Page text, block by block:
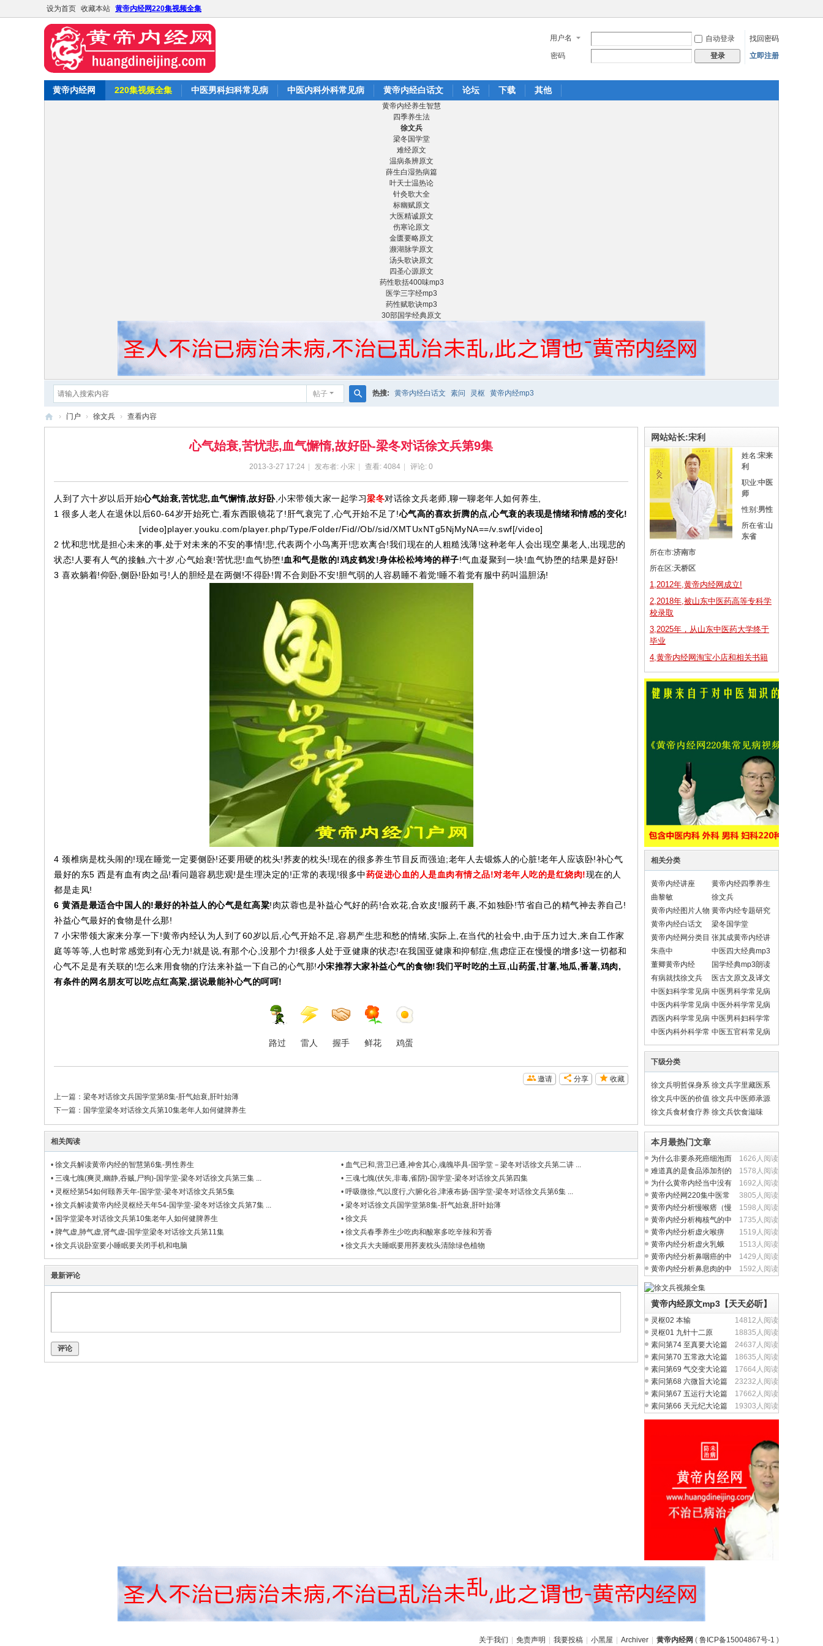
设为首页 收藏本站 黄帝内经网220集视频全集
用户名 自动登录
找回密码
密码
登录 立即注册
黄帝内经网 220集视频全集 中医男科妇科常见病 中医内科外科常见病 黄帝内经白话文 论坛 下载 其他
黄帝内经养生智慧
四季养生法
徐文兵
梁冬国学堂
难经原文
温病条辨原文
薛生白湿热病篇
叶天士温热论
针灸歌大全
标幽赋原文
大医精诚原文
伤寒论原文
金匮要略原文
濒湖脉学原文
汤头歌诀原文
四圣心源原文
药性歌括400味mp3
医学三字经mp3
药性赋歌诀mp3
30部国学经典原文
帖子
索
热搜: 黄帝内经白话文 素问 灵枢 黄帝内经mp3
› 门户 › 徐文兵 › 查看内容
心气始衰,苦忧悲,血气懈惰,故好卧-梁冬对话徐文兵第9集
2013-3-27 17:24 发布者: 小宋 查看: 4084 评论: 0
人到了六十岁以后开始心气始衰,苦忧悲,血气懈惰,故好卧,小宋带领大家一起学习梁冬对话徐文兵老师,聊一聊老年人如何养生,
1 很多人老人在退休以后60-64岁开始死亡,看东西眼镜花了!肝气衰完了,心气开始不足了!心气高的喜欢折腾的点,心气衰的表现是情绪和情感的变化!
[video]player.youku.com/player.php/Type/Folder/Fid//Ob//sid/XMTUxNTg5NjMyNA==/v.swf[/video]
2 忧和悲!忧是担心未来的事,处于对未来的不安的事情!悲,代表两个小鸟离开!悲欢离合!我们现在的人粗糙浅薄!这种老年人会出现空巢老人,出现悲的
状态!人要有人气的接触,六十岁,心气始衰!苦忧悲!血气协堕!血和气是散的!鸡皮鹤发!身体松松垮垮的样子!气血凝聚到一块!血气协堕的结果是好卧!
3 喜欢躺着!仰卧,侧卧!卧如弓!人的胆经是在两侧!不得卧!胃不合则卧不安!胆气弱的人容易睡不着觉!睡不着觉有服中药叫温胆汤!
4 颈椎病是枕头闹的!现在睡觉一定要侧卧!还要用硬的枕头!荞麦的枕头!现在的很多养生节目反而强迫;老年人去锻炼人的心脏!老年人应该卧!补心气
最好的东5 西是有血有肉之品!看问题容易悲观!是生理决定的!正常的表现!很多中药促进心血的人是血肉有情之品!对老年人吃的是红烧肉!现在的人
都是走凤!
6 黄酒是最适合中国人的!最好的补益人的心气是红高粱!肉苁蓉也是补益心气好的药!合欢花,合欢皮!服药千裹,不如独卧!节省自己的精气神去养自己!
补益心气最好的食物是什么那!
7 小宋带领大家来分享一下!黄帝内经认为人到了60岁以后,心气开始不足,容易产生悲和愁的情绪,实际上,在当代的社会中,由于压力过大,来自工作家
庭等等等,人也时常感觉到有心无力!就是说,有那个心,没那个力!很多人处于亚健康的状态!在我国亚健康和抑郁症,焦虑症正在慢慢的增多!这一切都和
心气不足是有关联的!怎么来用食物的疗法来补益一下自己的心气那!小宋推荐大家补益心气的食物!我们平时吃的土豆,山药蛋,甘薯,地瓜,番薯,鸡肉,
有条件的网名朋友可以吃点红高粱,据说最能补心气的呵呵!
路过 雷人 握手 鲜花 鸡蛋
收藏
分享
邀请
上一篇： 梁冬对话徐文兵国学堂第8集-肝气始衰,肝叶始薄
下一篇： 国学堂梁冬对话徐文兵第10集老年人如何健脾养生
相关阅读
• 徐文兵解读黄帝内经的智慧第6集-男性养生 • 血气已和,营卫已通,神舍其心,魂魄毕具-国学堂－梁冬对话徐文兵第二讲 ...
• 三魂七魄(爽灵,幽静,吞贼,尸狗)-国学堂-梁冬对话徐文兵第三集 ... • 三魂七魄(伏矢,非毒,雀阴)-国学堂-梁冬对话徐文兵第四集
• 灵枢经第54如何颐养天年-国学堂-梁冬对话徐文兵第5集 • 呼吸微徐,气以度行,六腑化谷,津液布扬-国学堂-梁冬对话徐文兵第6集 ...
• 徐文兵解读黄帝内经灵枢经天年54-国学堂-梁冬对话徐文兵第7集 ... • 梁冬对话徐文兵国学堂第8集-肝气始衰,肝叶始薄
• 国学堂梁冬对话徐文兵第10集老年人如何健脾养生 • 徐文兵
• 脾气虚,肺气虚,肾气虚-国学堂梁冬对话徐文兵第11集 • 徐文兵春季养生少吃肉和酸寒多吃辛辣和芳香
• 徐文兵说卧室要小睡眠要关闭手机和电脑 • 徐文兵大夫睡眠要用荞麦枕头清除绿色植物
最新评论
评论
网站站长:宋利
姓名:宋来
利
职业:中医
师
性别:男性
所在省:山
东省
所在市:济南市
所在区:天桥区
1,2012年,黄帝内经网成立!
2,2018年,被山东中医药高等专科学
校录取
3,2025年，从山东中医药大学终于
毕业
4,黄帝内经网淘宝小店和相关书籍
相关分类
黄帝内经讲座
黄帝内经四季养生
法
曲黎敏
徐文兵
黄帝内经图片人物 黄帝内经专题研究
黄帝内经白话文
梁冬国学堂
黄帝内经网分类目
录导航
张其成黄帝内经讲
座
朱燕中
中医四大经典mp3
朗读
董卿黄帝内经
国学经典mp3朗读
有病就找徐文兵
医古文原文及译文
翻译
中医妇科学常见病 中医男科学常见病
中医内科学常见病 中医外科学常见病
西医内科学常见病 中医男科妇科学常
见疾病
中医内科外科学常
见疾病
中医五官科常见病
下级分类
徐文兵明哲保身系
列
徐文兵字里藏医系
列
徐文兵中医的价值
观
徐文兵中医师承源
流
徐文兵食材食疗养
生
徐文兵饮食滋味
本月最热门文章
1626人阅读
为什么非要杀死癌细泡而
不从提升人体正气入
1578人阅读
难道真的是食品添加剂的
问题吗？
1692人阅读
为什么黄帝内经当中没有
完整的方剂学内容？
3805人阅读
黄帝内经网220集中医常
见病视频全集
1598人阅读
黄帝内经分析慢喉瘩（慢
性喉炎）的中医养生
1735人阅读
黄帝内经分析梅核气的中
医养生治疗与食疗
1519人阅读
黄帝内经分析虚火喉痹
（慢性咽炎）中医养生
1513人阅读
黄帝内经分析虚火乳蛾
（慢性扁桃体炎）中医
1429人阅读
黄帝内经分析鼻咽癌的中
医养生治疗与食疗
1592人阅读
黄帝内经分析鼻息肉的中
黄帝内经原文mp3【天天必听】
14812人阅读
灵枢02 本输
18835人阅读
灵枢01 九针十二原
24637人阅读
素问第74 至真要大论篇
18635人阅读
素问第70 五常政大论篇
17664人阅读
素问第69 气交变大论篇
23232人阅读
素问第68 六微旨大论篇
17662人阅读
素问第67 五运行大论篇
19303人阅读
素问第66 天元纪大论篇
关于我们 免责声明 我要投稿 小黑屋 Archiver 黄帝内经网 ( 鲁ICP备15004867号-1 )